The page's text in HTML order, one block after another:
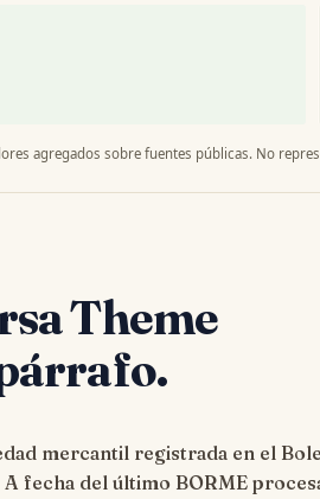
agregados sobre fuentes públicas. No
Theme
mercantil registrada en el
A fecha del último BORME